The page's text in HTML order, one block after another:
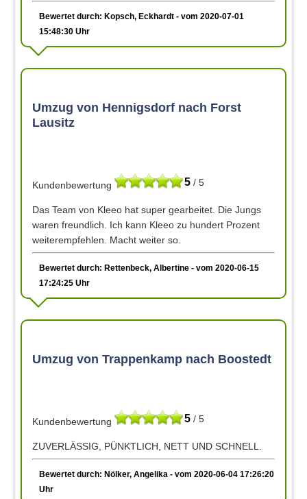
Bewertet durch: Kopsch, Eckhardt - vom 2020-07-01
15:48:30 Uhr
Umzug von Hennigsdorf nach Forst
Lausitz
5 / 5
Kundenbewertung
Das Team von Kleeo hat super gearbeitet. Die Jungs
waren freundlich. Ich kann Kleeo zu hundert Prozent
weiterempfehlen. Macht weiter so.
Bewertet durch: Rettenbeck, Albertine - vom 2020-06-15
17:24:25 Uhr
Umzug von Trappenkamp nach Boostedt
5 / 5
Kundenbewertung
ZUVERLÄSSIG, PÜNKTLICH, NETT UND SCHNELL.
Bewertet durch: Nölker, Angelika - vom 2020-06-04 17:26:20
Uhr